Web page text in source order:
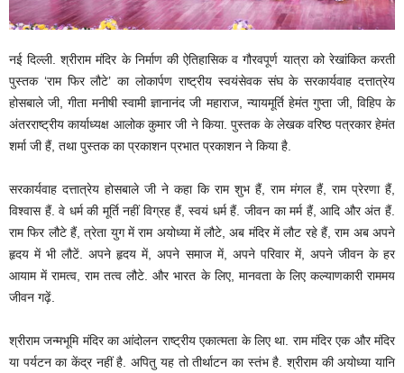
नई दिल्ली. श्रीराम मंदिर के निर्माण की ऐतिहासिक व गौरवपूर्ण यात्रा को रेखांकित करती
पुस्तक ‘राम फिर लौटे’ का लोकार्पण राष्ट्रीय स्वयंसेवक संघ के सरकार्यवाह दत्तात्रेय
होसबाले जी, गीता मनीषी स्वामी ज्ञानानंद जी महाराज, न्यायमूर्ति हेमंत गुप्ता जी, विहिप के
अंतरराष्ट्रीय कार्याध्यक्ष आलोक कुमार जी ने किया. पुस्तक के लेखक वरिष्ठ पत्रकार हेमंत
शर्मा जी हैं, तथा पुस्तक का प्रकाशन प्रभात प्रकाशन ने किया है.
सरकार्यवाह दत्तात्रेय होसबाले जी ने कहा कि राम शुभ हैं, राम मंगल हैं, राम प्रेरणा हैं,
विश्वास हैं. वे धर्म की मूर्ति नहीं विग्रह हैं, स्वयं धर्म हैं. जीवन का मर्म हैं, आदि और अंत हैं.
राम फिर लौटे हैं, त्रेता युग में राम अयोध्या में लौटे, अब मंदिर में लौट रहे हैं, राम अब अपने
हृदय में भी लौटें. अपने हृदय में, अपने समाज में, अपने परिवार में, अपने जीवन के हर
आयाम में रामत्व, राम तत्व लौटे. और भारत के लिए, मानवता के लिए कल्याणकारी राममय
जीवन गढ़ें.
श्रीराम जन्मभूमि मंदिर का आंदोलन राष्ट्रीय एकात्मता के लिए था. राम मंदिर एक और मंदिर
या पर्यटन का केंद्र नहीं है. अपितु यह तो तीर्थाटन का स्तंभ है. श्रीराम की अयोध्या यानि